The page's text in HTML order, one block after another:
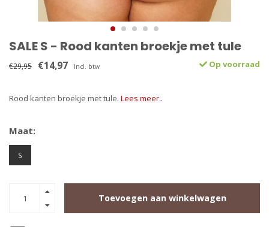
SALE S - Rood kanten broekje met tule
€29,95 €14,97 Incl. btw Op voorraad
Rood kanten broekje met tule. Lees meer..
Maat:
S
Toevoegen aan winkelwagen